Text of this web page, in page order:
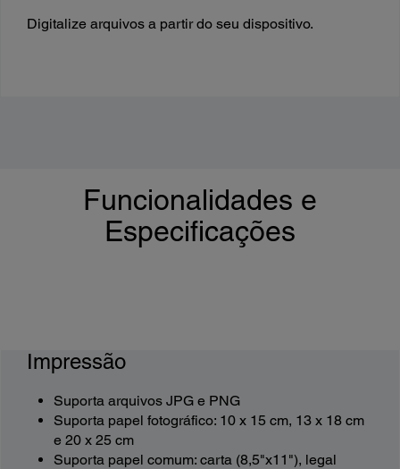
Digitalize arquivos a partir do seu dispositivo.
Funcionalidades e
Especificações
Impressão
Suporta arquivos JPG e PNG
Suporta papel fotográfico: 10 x 15 cm, 13 x 18 cm
e 20 x 25 cm
Suporta papel comum: carta (8,5"x11"), legal